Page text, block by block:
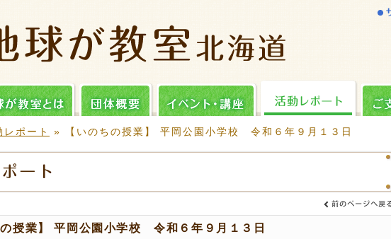
レポート » 【いのちの授業】 平岡公園小学校 令和６年９月１３日
の授業】 平岡公園小学校 令和６年９月１３日